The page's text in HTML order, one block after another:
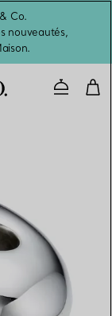
Co.
nouveautés,